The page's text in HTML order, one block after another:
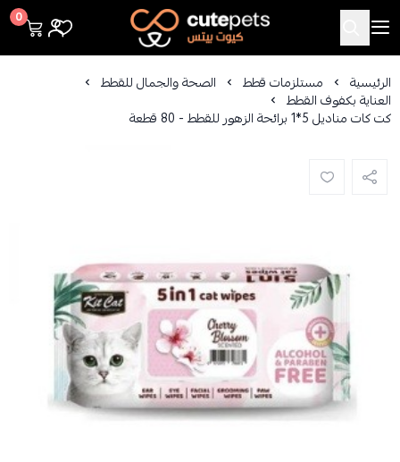
Cutepets
0
الرئيسية مستلزمات قطط الصحة والجمال للقطط
العناية بكفوف القطط
كت كات مناديل 5*1 برائحة الزهور للقطط - 80 قطعة